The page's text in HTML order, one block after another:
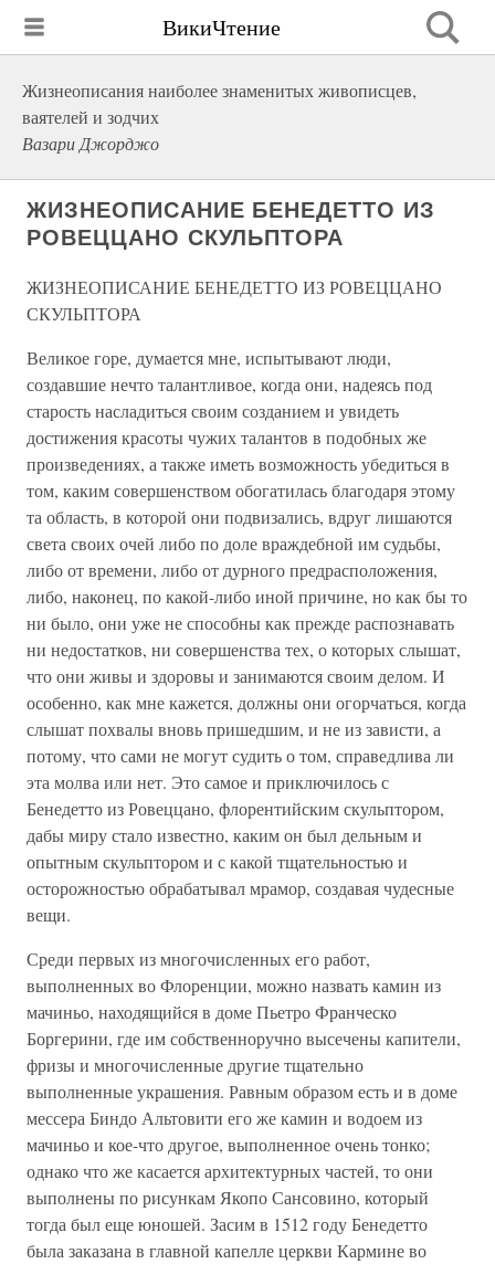
ВикиЧтение
Жизнеописания наиболее знаменитых живописцев,
ваятелей и зодчих
Вазари Джорджо
ЖИЗНЕОПИСАНИЕ БЕНЕДЕТТО ИЗ
РОВЕЦЦАНО СКУЛЬПТОРА
ЖИЗНЕОПИСАНИЕ БЕНЕДЕТТО ИЗ РОВЕЦЦАНО
СКУЛЬПТОРА
Великое горе, думается мне, испытывают люди,
создавшие нечто талантливое, когда они, надеясь под
старость насладиться своим созданием и увидеть
достижения красоты чужих талантов в подобных же
произведениях, а также иметь возможность убедиться в
том, каким совершенством обогатилась благодаря этому
та область, в которой они подвизались, вдруг лишаются
света своих очей либо по доле враждебной им судьбы,
либо от времени, либо от дурного предрасположения,
либо, наконец, по какой-либо иной причине, но как бы то
ни было, они уже не способны как прежде распознавать
ни недостатков, ни совершенства тех, о которых слышат,
что они живы и здоровы и занимаются своим делом. И
особенно, как мне кажется, должны они огорчаться, когда
слышат похвалы вновь пришедшим, и не из зависти, а
потому, что сами не могут судить о том, справедлива ли
эта молва или нет. Это самое и приключилось с
Бенедетто из Ровеццано, флорентийским скульптором,
дабы миру стало известно, каким он был дельным и
опытным скульптором и с какой тщательностью и
осторожностью обрабатывал мрамор, создавая чудесные
вещи.
Среди первых из многочисленных его работ,
выполненных во Флоренции, можно назвать камин из
мачиньо, находящийся в доме Пьетро Франческо
Боргерини, где им собственноручно высечены капители,
фризы и многочисленные другие тщательно
выполненные украшения. Равным образом есть и в доме
мессера Биндо Альтовити его же камин и водоем из
мачиньо и кое-что другое, выполненное очень тонко;
однако что же касается архитектурных частей, то они
выполнены по рисункам Якопо Сансовино, который
тогда был еще юношей. Засим в 1512 году Бенедетто
была заказана в главной капелле церкви Кармине во